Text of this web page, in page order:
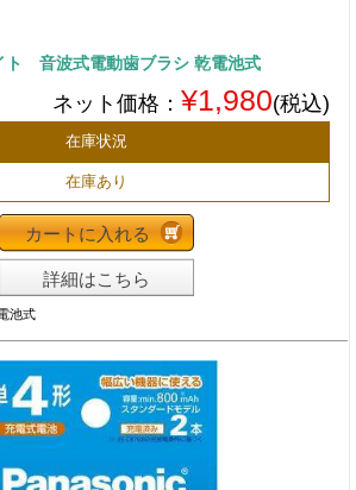
ト 音波式電動歯ブラシ 乾電池式
ネット価格： ¥1,980(税込)
在庫状況
在庫あり
カートに入れる
詳細はこちら
池式